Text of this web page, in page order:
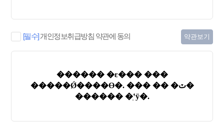
[필수]개인정보취급방침 약관에 동의 약관보기